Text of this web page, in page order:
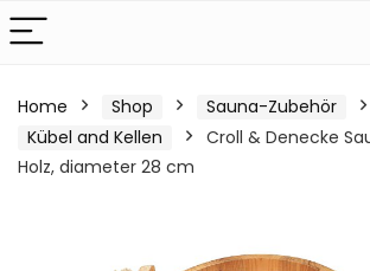
Home Shop
Sauna-Zubehör
Kübel and Kellen
Croll & Denecke
Holz, diameter 28 cm